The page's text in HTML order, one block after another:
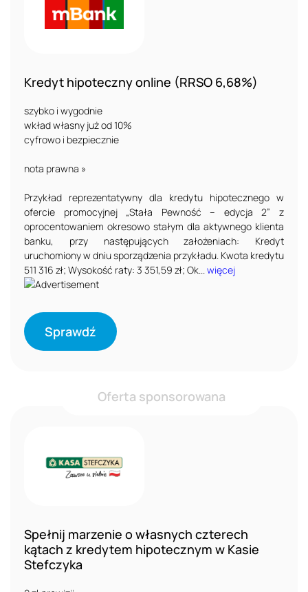
Kredyt hipoteczny online (RRSO 6,68%)
szybko i wygodnie
wkład własny już od 10%
cyfrowo i bezpiecznie
nota prawna »
Przykład reprezentatywny dla kredytu hipotecznego w
ofercie promocyjnej „Stała Pewność – edycja 2” z
oprocentowaniem okresowo stałym dla aktywnego klienta
banku, przy następujących założeniach: Kredyt
uruchomiony w dniu sporządzenia przykładu. Kwota kredytu
511 316 zł; Wysokość raty: 3 351,59 zł; Ok...więcej
Sprawdź
Oferta sponsorowana
Spełnij marzenie o własnych czterech
kątach z kredytem hipotecznym w Kasie
Stefczyka